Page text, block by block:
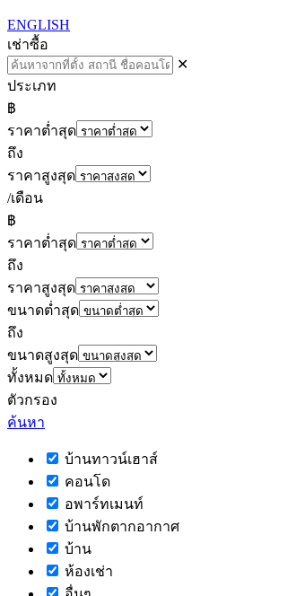
ENGLISH
เช่าซื้อ
✕
ประเภท
฿
ราคาต่ำสุด
ถึง
ราคาสูงสุด
/เดือน
฿
ราคาต่ำสุด
ถึง
ราคาสูงสุด
ขนาดต่ำสุด
ถึง
ขนาดสูงสุด
ทั้งหมด
ตัวกรอง
ค้นหา
บ้านทาวน์เฮาส์
คอนโด
อพาร์ทเมนท์
บ้านพักตากอากาศ
บ้าน
ห้องเช่า